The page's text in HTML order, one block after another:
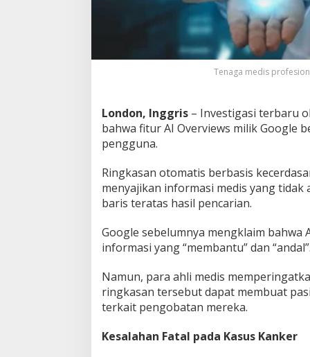
K
e
h
a
n
S
e
t
?
Tenaga medis
London, Inggris – Investigasi terbaru
bahwa fitur AI Overviews milik Google
pengguna.
Ringkasan otomatis berbasis
menyajikan informasi medis yang
baris teratas hasil pencarian.
Google sebelumnya mengklaim bahwa
informasi yang “membantu” dan “andal”.
Namun, para ahli medis
ringkasan tersebut dapat membuat
terkait pengobatan mereka.
Kesalahan Fatal pada Kasus Kanker